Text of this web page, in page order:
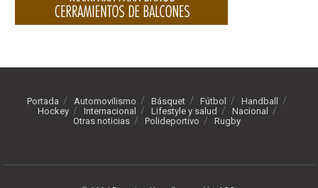
Portada Automovilismo Básquet Fútbol
Handball
Hockey
Internacional Lifestyle y salud
Nacional
Otras noticias
Polideportivo Rugby